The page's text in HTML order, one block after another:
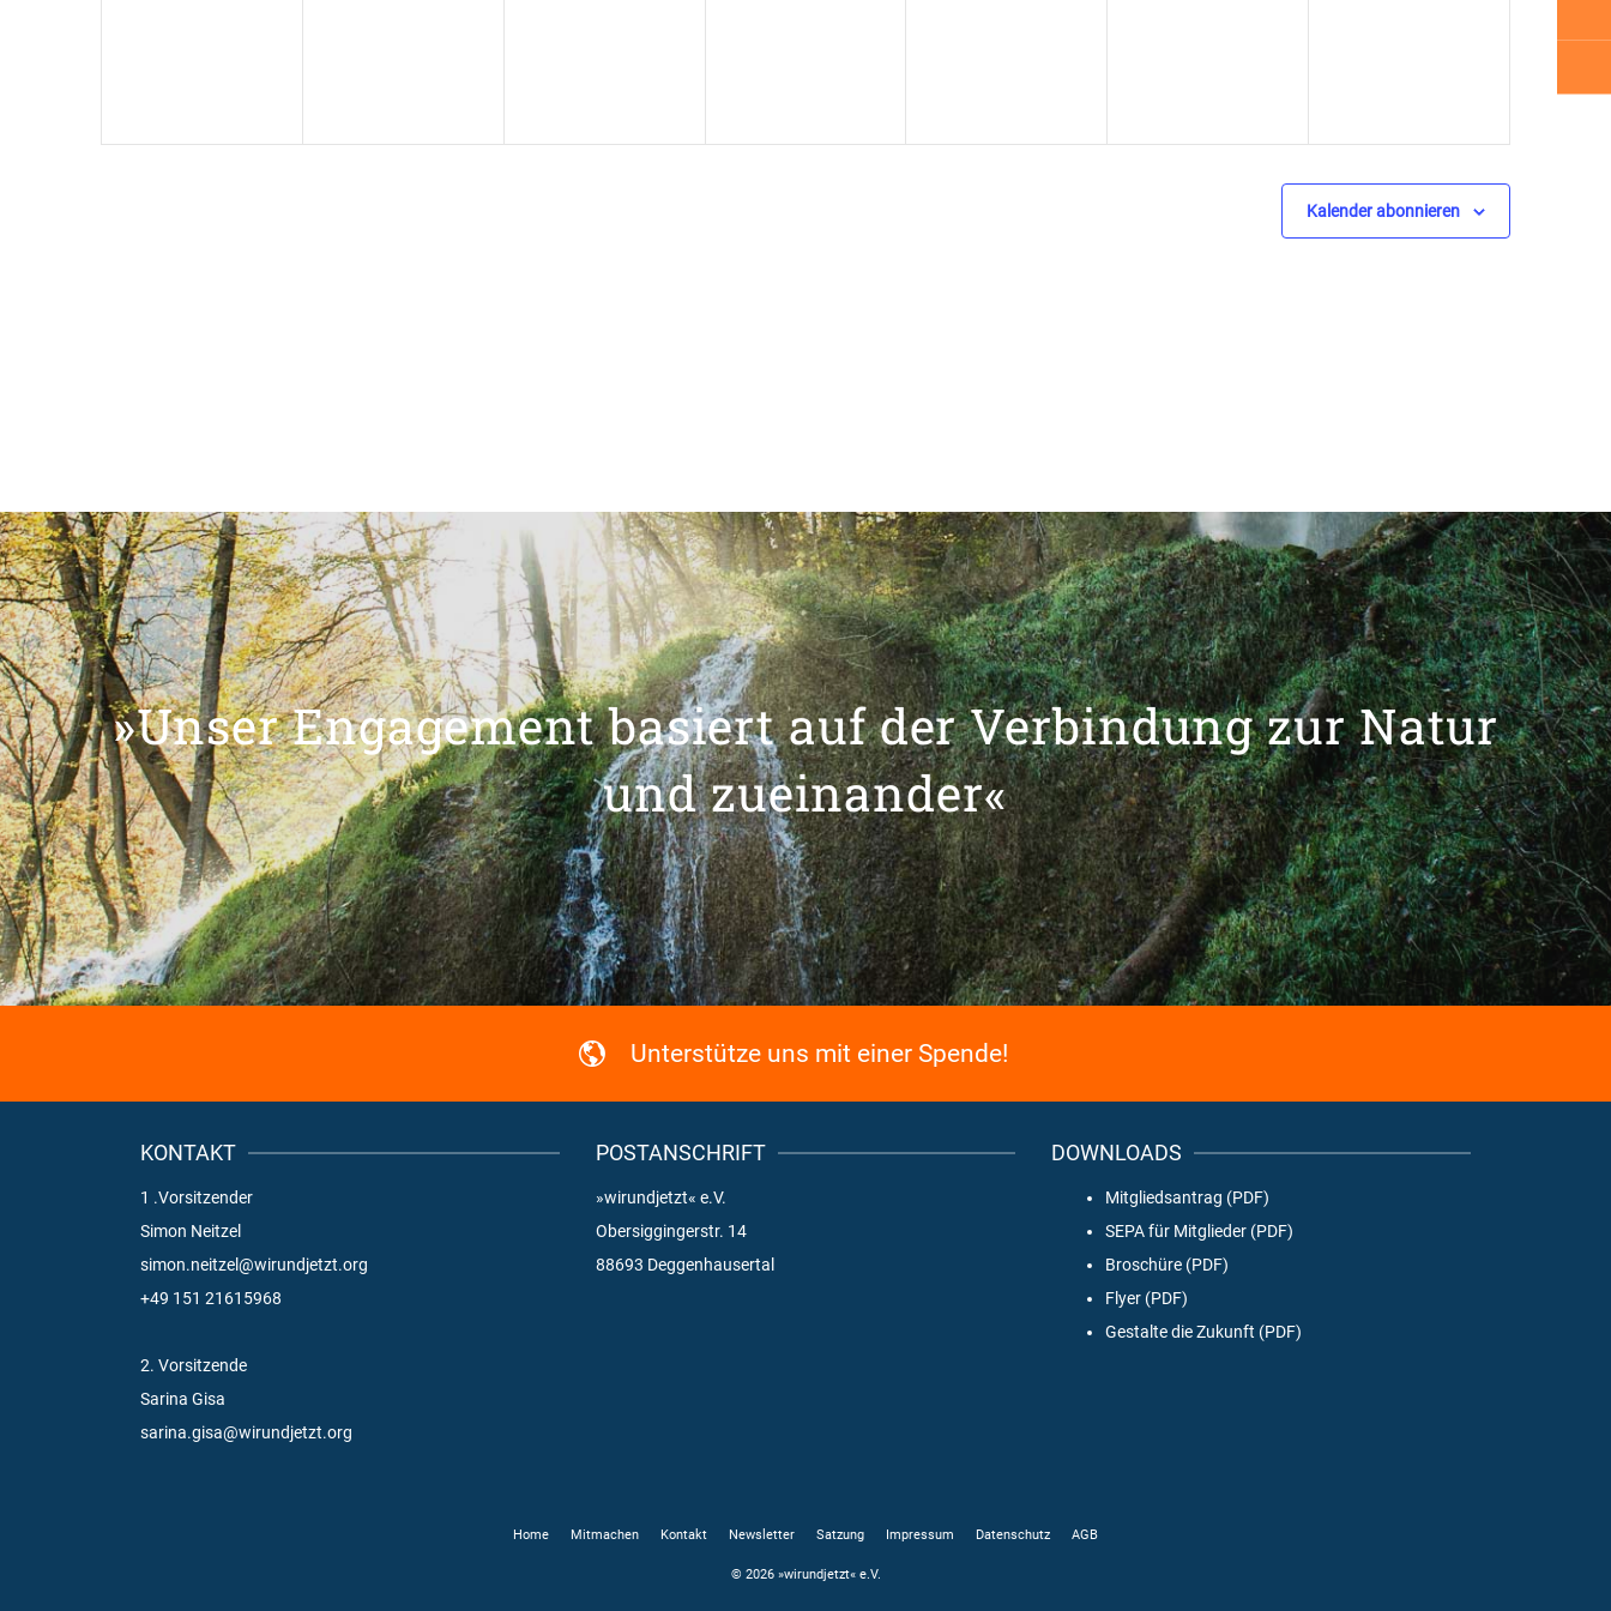
Kalender abonnieren
»Unser Engagement basiert auf der Verbindung zur Natur
und zueinander«
Unterstütze uns mit einer Spende!
KONTAKT
1 .Vorsitzender
Simon Neitzel
simon.neitzel@wirundjetzt.org
+49 151 21615968
2. Vorsitzende
Sarina Gisa
sarina.gisa@wirundjetzt.org
POSTANSCHRIFT
»wirundjetzt« e.V.
Obersiggingerstr. 14
88693 Deggenhausertal
DOWNLOADS
Mitgliedsantrag (PDF)
SEPA für Mitglieder (PDF)
Broschüre (PDF)
Flyer (PDF)
Gestalte die Zukunft (PDF)
Home Mitmachen Kontakt Newsletter Satzung Impressum Datenschutz AGB
© 2026 »wirundjetzt« e.V.